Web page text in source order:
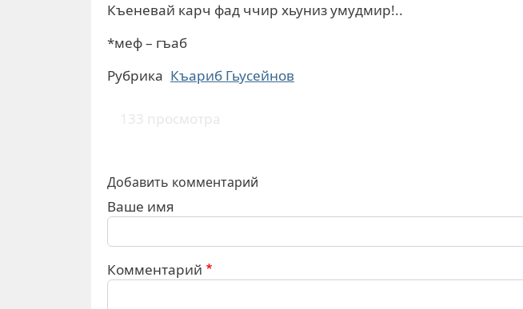
Къеневай карч фад ччир хьуниз умудмир!..
*меф – гъаб
Рубрика Къариб Гьусейнов
133 просмотра
Добавить комментарий
Ваше имя
Комментарий